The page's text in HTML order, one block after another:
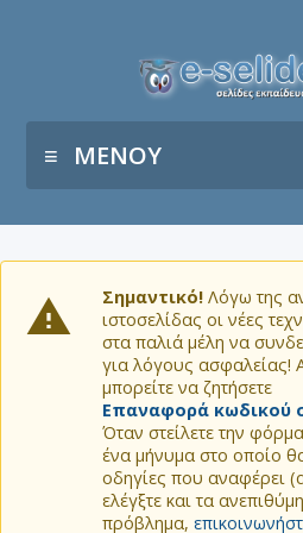
ΜΕΝΟΥ
Σημαντικό! Λόγω της
ιστοσελίδας οι νέες
στα παλιά μέλη να
για λόγους ασφαλείας!
μπορείτε να ζητήσετε
Επαναφορά κωδικού
Όταν στείλετε την
ένα μήνυμα στο οποίο
οδηγίες που αναφέρει
ελέγξτε και τα
πρόβλημα,